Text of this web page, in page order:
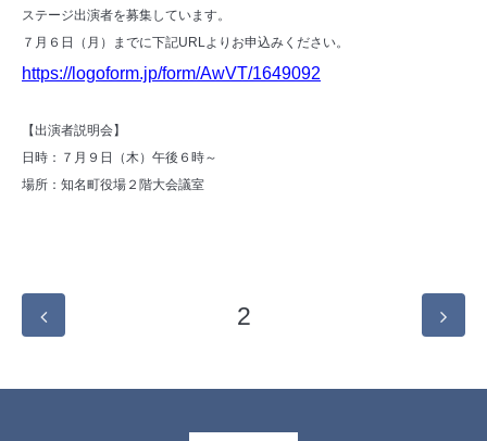
ステージ出演者を募集しています。
７月６日（月）までに下記URLよりお申込みください。
https://logoform.jp/form/AwVT/1649092
【出演者説明会】
日時：７月９日（木）午後６時～
場所：知名町役場２階大会議室
2